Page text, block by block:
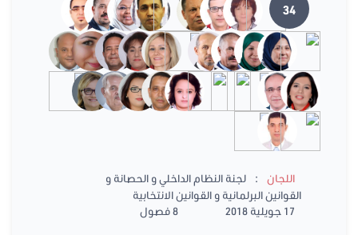
34
اللجان :
لجنة النظام الداخلي و الحصانة و
القوانين البرلمانية و القوانين الانتخابية
17 جويلية 2018
8 فصول